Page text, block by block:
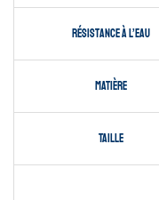
Résistance à l’eau
Matière
Taille